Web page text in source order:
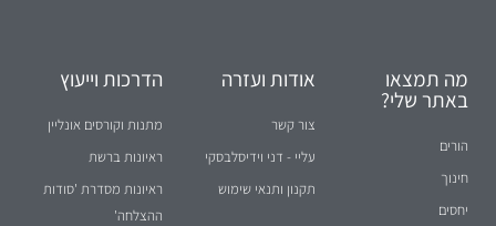
מה תמצאו
באתר שלי?
הורים
חינוך
יחסים
אודות ועזרה
צור קשר
עליי - דני וידיסלבסקי
תקנון ותנאי שימוש
הדרכות וייעוץ
מתנות וקורסים אונליין
ראיונות ברשת
ראיונות מסדרת 'סודות
ההצלחה'